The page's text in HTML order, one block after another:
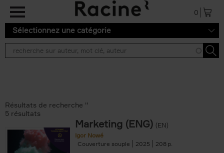
Aller au contenu principal
0
Sélectionnez une catégorie
Résultats de recherche ''
5 résultats
Marketing (ENG) (EN)
Igor Nowé
Couverture souple
2025 208